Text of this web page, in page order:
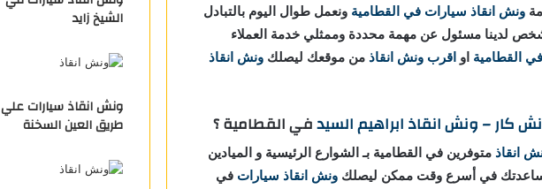
ونش انقاذ سيارات في القطامية ونعمل طوال اليوم بالتبادل
لدينا مسئول عن مهمة محددة وممثلي خدمة العملاء
القطامية او اقرب ونش انقاذ من موقعك ليصلك ونش انقاذ
كار – ونش انقاذ ابراهيم السيدفي القطامية ؟
انقاذ متوفرين في القطامية بـ الشوارع الرئيسية و الميادين
في أسرع وقت ممكن ليصلك ونش انقاذ سيارات في
الشيخ زايد
ونش انقاذ سيارات علي
طريق العين السخنة